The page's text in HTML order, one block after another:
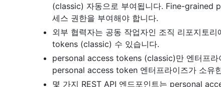
(classic) 자동으로 부여됩니다. Fine-grained
세스 권한을 부여해야 합니다.
외부 협력자는 공동 작업자인 조직 리포지토
tokens (classic) 수 있습니다.
personal access tokens (classic)만 엔터프
personal access token 엔터프라이즈가 소유
몇 가지 REST API 엔드포인트는 personal